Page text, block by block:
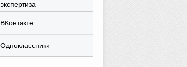
экспертиза
ВКонтакте
Одноклассники